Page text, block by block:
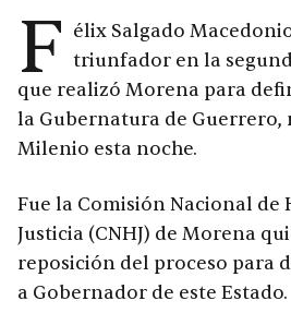
F élix Salgado
triunfador en la
que realizó Morena para
la Gubernatura de Guerrero,
Milenio esta noche.
Fue la Comisión Nacional de
Justicia (CNHJ) de Morena
reposición del proceso para
a Gobernador de este Estado.